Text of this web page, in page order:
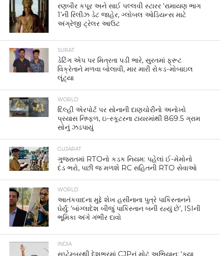
રણબીર કપૂર અને સાઈ પલ્લવી સ્ટારર ‘રામાયણ ભાગ
1’ની રિલીઝ ડેટ જાહેર, ગ્લોબલ ઓડિયન્સ માટે
અંગ્રેજી ટ્રેલર આઉટ
SURAT
ડેટિંગ એપ પર મિત્રતા પડી ભારે, સુરતમાં ફ્રૂટ
વિક્રેતાને મળવા બોલાવી, માર મારી રોકડ-મોબાઇલ
લૂંટ્યા
WORLD
દિલ્હી એરપોર્ટ પર સોનાની દાણચોરીનો અનોખો
પ્રયાસ નિષ્ફળ, ઇ-સ્કૂટરના ટાયરમાંથી 869.5 ગ્રામ
સોનું ઝડપાયું
GUJARAT
ગુજરાતમાં RTOનો કડક નિયમ: પહેલાં ઈ-મેમોનો
દંડ ભરો, પછી જ મળશે RC સહિતની RTO સેવાઓ
WORLD
આતંકવાદના મુદ્દે શેખ હસીનાના પુત્રે પાકિસ્તાનને
ઘેર્યું: ‘બાંગ્લાદેશ બીજું પાકિસ્તાન બની રહ્યું છે’, ISIની
ભૂમિકા અંગે ગંભીર દાવો
INDIA